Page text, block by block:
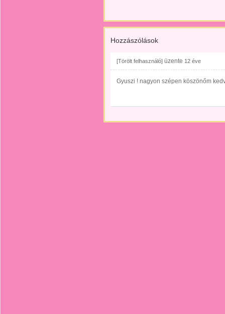
Hozzászólások
[Törölt felhasználó] üzente 12 éve
Gyuszi ! nagyon szépen köszönőm